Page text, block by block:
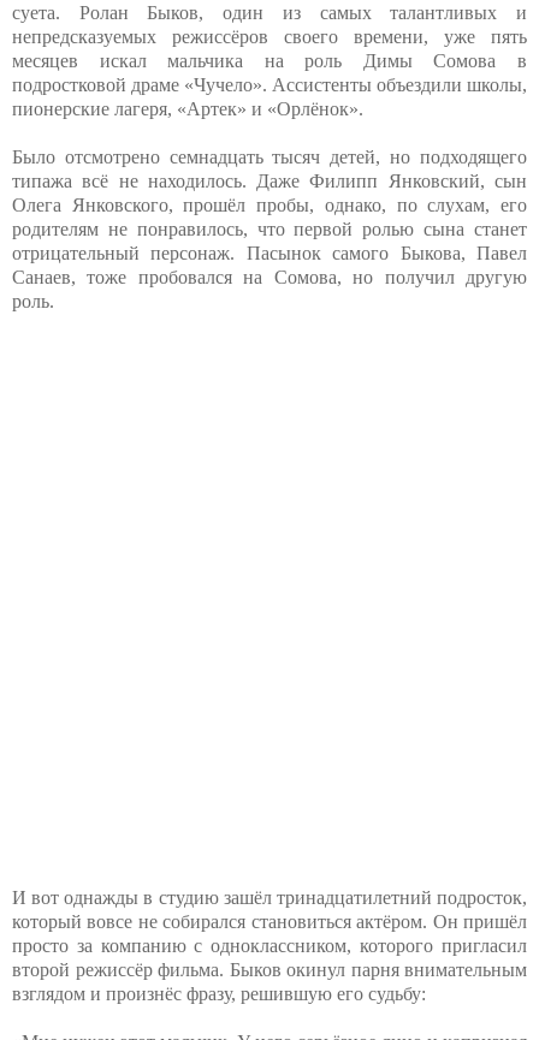
суета. Ролан Быков, один из самых талантливых и
непредсказуемых режиссёров своего времени, уже пять
месяцев искал мальчика на роль Димы Сомова в
подростковой драме «Чучело». Ассистенты объездили школы,
пионерские лагеря, «Артек» и «Орлёнок».
Было отсмотрено семнадцать тысяч детей, но подходящего
типажа всё не находилось. Даже Филипп Янковский, сын
Олега Янковского, прошёл пробы, однако, по слухам, его
родителям не понравилось, что первой ролью сына станет
отрицательный персонаж. Пасынок самого Быкова, Павел
Санаев, тоже пробовался на Сомова, но получил другую
роль.
И вот однажды в студию зашёл тринадцатилетний подросток,
который вовсе не собирался становиться актёром. Он пришёл
просто за компанию с одноклассником, которого пригласил
второй режиссёр фильма. Быков окинул парня внимательным
взглядом и произнёс фразу, решившую его судьбу: